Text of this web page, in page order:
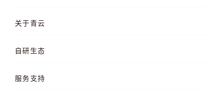
QKE 容器引擎
关于青云
品牌理念
自研生态
云易捷
服务支持